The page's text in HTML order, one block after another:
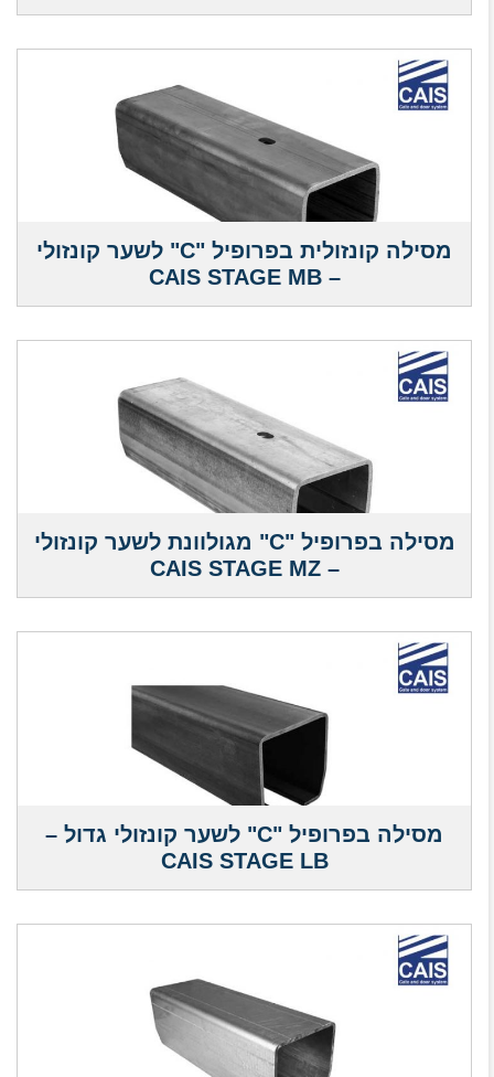
מסילה קונזולית בפרופיל "C" לשער קונזולי
– CAIS STAGE MB
מסילה בפרופיל "C" מגולוונת לשער קונזולי
– CAIS STAGE MZ
מסילה בפרופיל "C" לשער קונזולי גדול –
CAIS STAGE LB